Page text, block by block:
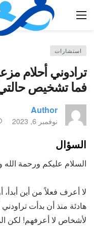
استشارات
ترادوني أحلام
فما تشخيص
Author
نوفمبر 6, 2023
السؤال
السلام عليكم ورحمة الله
لا أعرف فعلاً من أين أبدأ،
هادئة منذ أن بدأت
لأشخاص لا أعرفهم! لكن